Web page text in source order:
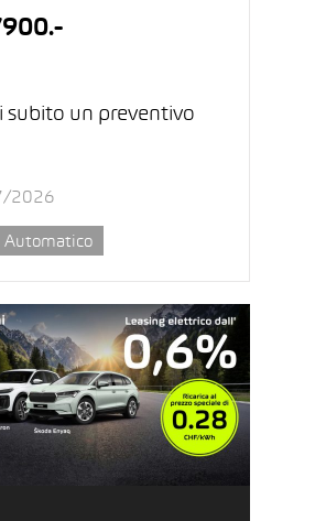
subito un preventivo
2026
Automatico